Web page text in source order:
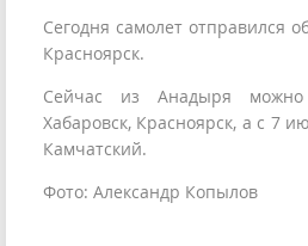
Сегодня самолет отправился
Красноярск.
Сейчас из Анадыря
Хабаровск, Красноярск, а с 7
Камчатский.
Фото: Александр Копылов